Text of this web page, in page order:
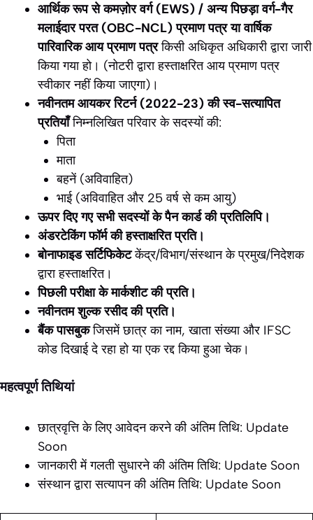
आर्थिक रूप से कमज़ोर वर्ग (EWS) / अन्य पिछड़ा वर्ग-गैर
मलाईदार परत (OBC-NCL) प्रमाण पत्र या वार्षिक
पारिवारिक आय प्रमाण पत्रकिसी अधिकृत अधिकारी द्वारा जारी
किया गया हो। (नोटरी द्वारा हस्ताक्षरित आय प्रमाण पत्र
स्वीकार नहीं किया जाएगा)।
नवीनतम आयकर रिटर्न (2022-23) की स्व-सत्यापित
प्रतियाँनिम्नलिखित परिवार के सदस्यों की:
पिता
माता
बहनें (अविवाहित)
भाई (अविवाहित और 25 वर्ष से कम आयु)
ऊपर दिए गए सभी सदस्यों के पैन कार्ड की प्रतिलिपि।
अंडरटेकिंग फॉर्म की हस्ताक्षरित प्रति।
बोनाफाइड सर्टिफिकेटकेंद्र/विभाग/संस्थान के प्रमुख/निदेशक
द्वारा हस्ताक्षरित।
पिछली परीक्षा के मार्कशीट की प्रति।
नवीनतम शुल्क रसीद की प्रति।
बैंक पासबुकजिसमें छात्र का नाम, खाता संख्या और IFSC
कोड दिखाई दे रहा हो या एक रद्द किया हुआ चेक।
महत्वपूर्ण तिथियां
छात्रवृत्ति के लिए आवेदन करने की अंतिम तिथि: Update
Soon
जानकारी में गलती सुधारने की अंतिम तिथि: Update Soon
संस्थान द्वारा सत्यापन की अंतिम तिथि: Update Soon